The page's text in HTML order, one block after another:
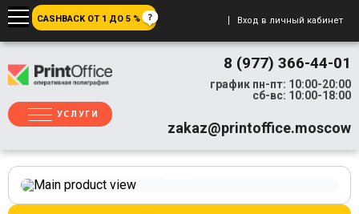
CASHBACK ОТ 1 ДО 5 % Вход в личный кабинет
УСЛУГИ
8 (977) 366-44-01
график пн-пт: 10:00-20:00
сб-вс: 10:00-18:00
zakaz@printoffice.moscow